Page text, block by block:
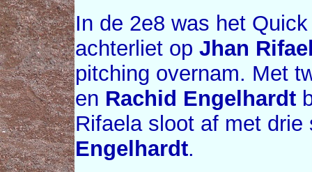
In de 2e8 was het
achterliet op Jhan
pitching overnam. Met
en Rachid Engelhardt
Rifaela sloot af met
Engelhardt.